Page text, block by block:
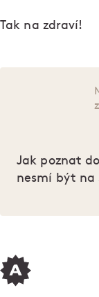
Tak na zdraví!
Jak poznat
nesmí být na